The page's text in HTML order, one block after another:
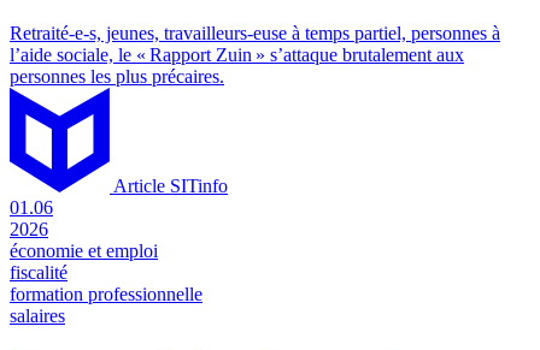
Retraité-e-s, jeunes, travailleurs-euse à temps partiel, personnes à
l’aide sociale, le « Rapport Zuin » s’attaque brutalement aux
personnes les plus précaires.
Article SITinfo
01.06
2026
économie et emploi
fiscalité
formation professionnelle
salaires